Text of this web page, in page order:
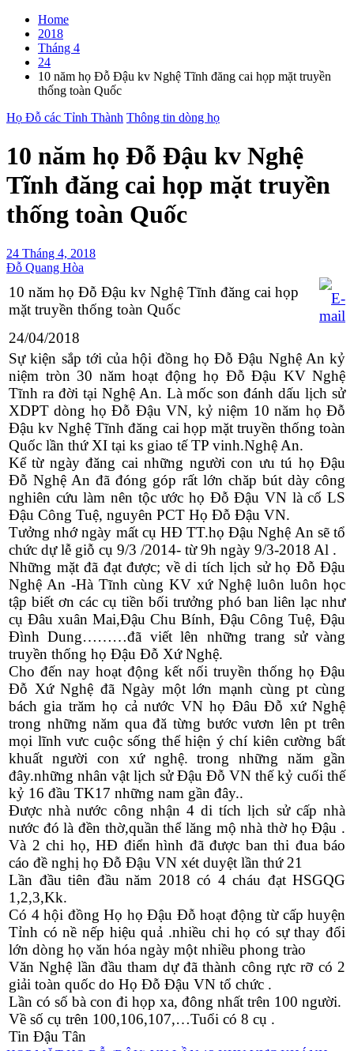
Home
2018
Tháng 4
24
10 năm họ Đỗ Đậu kv Nghệ Tĩnh đăng cai họp mặt truyền
thống toàn Quốc
Họ Đỗ các Tỉnh Thành Thông tin dòng họ
10 năm họ Đỗ Đậu kv Nghệ
Tĩnh đăng cai họp mặt truyền
thống toàn Quốc
24 Tháng 4, 2018
Đỗ Quang Hòa
10 năm họ Đỗ Đậu kv Nghệ Tĩnh đăng cai họp
mặt truyền thống toàn Quốc
24/04/2018
Sự kiện sắp tới của hội đồng họ Đỗ Đậu Nghệ An kỷ
niệm tròn 30 năm hoạt động họ Đỗ Đậu KV Nghệ
Tĩnh ra đời tại Nghệ An. Là mốc son đánh dấu lịch sử
XDPT dòng họ Đỗ Đậu VN, kỷ niệm 10 năm họ Đỗ
Đậu kv Nghệ Tĩnh đăng cai họp mặt truyền thống toàn
Quốc lần thứ XI tại ks giao tế TP vinh.Nghệ An.
Kể từ ngày đăng cai những người con ưu tú họ Đậu
Đỗ Nghệ An đã đóng góp rất lớn chăp bút dày công
nghiên cứu làm nên tộc ước họ Đỗ Đậu VN là cố LS
Đậu Công Tuệ, nguyên PCT Họ Đỗ Đậu VN.
Tưởng nhớ ngày mất cụ HĐ TT.họ Đậu Nghệ An sẽ tổ
chức dự lễ giỗ cụ 9/3 /2014- từ 9h ngày 9/3-2018 Al .
Những mặt đã đạt được; về di tích lịch sử họ Đỗ Đậu
Nghệ An -Hà Tĩnh cùng KV xứ Nghệ luôn luôn học
tập biết ơn các cụ tiền bối trưởng phó ban liên lạc như
cụ Đâu xuân Mai,Đậu Chu Bính, Đậu Công Tuệ, Đậu
Đình Dung………đã viết lên những trang sử vàng
truyền thống họ Đậu Đỗ Xứ Nghệ.
Cho đến nay hoạt động kết nối truyền thống họ Đậu
Đỗ Xứ Nghệ đã Ngày một lớn mạnh cùng pt cùng
bách gia trăm họ cả nước VN họ Đâu Đỗ xứ Nghệ
trong những năm qua đă từng bước vươn lên pt trên
mọi lĩnh vưc cuộc sống thể hiện ý chí kiên cường bất
khuất người con xứ nghệ. trong những năm gần
đây.những nhân vật lịch sử Đậu Đỗ VN thế kỷ cuối thế
kỷ 16 đầu TK17 những nam gần đây..
Được nhà nước công nhận 4 di tích lịch sử cấp nhà
nước đó là đền thờ,quần thể lăng mộ nhà thờ họ Đậu .
Và 2 chi họ, HĐ điển hình đã được ban thi đua báo
cáo đề nghị họ Đỗ Đậu VN xét duyệt lần thứ 21
Lần đầu tiên đầu năm 2018 có 4 cháu đạt HSGQG
1,2,3,Kk.
Có 4 hội đồng Họ họ Đậu Đỗ hoạt động từ cấp huyện
Tỉnh có nề nếp hiệu quả .nhiều chi họ có sự thay đổi
lớn dòng họ văn hóa ngày một nhiều phong trào
Văn Nghệ lần đầu tham dự đã thành công rực rỡ có 2
giải toàn quốc do Họ Đỗ Đậu VN tổ chức .
Lần có số bà con đi họp xa, đông nhất trên 100 người.
Về số cụ trên 100,106,107,…Tuổi có 8 cụ .
Tin Đậu Tân